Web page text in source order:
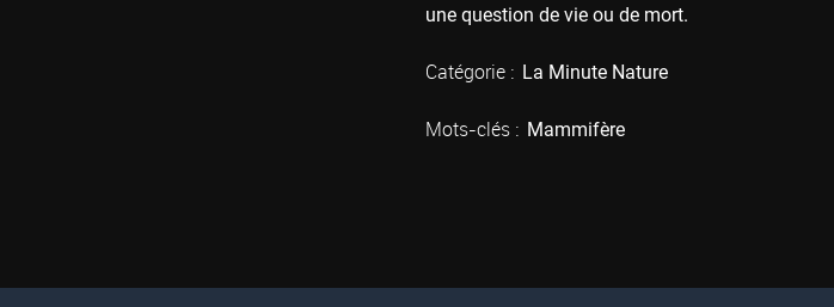
une question de vie ou de mort.
Catégorie : La Minute Nature
Mots-clés : Mammifère